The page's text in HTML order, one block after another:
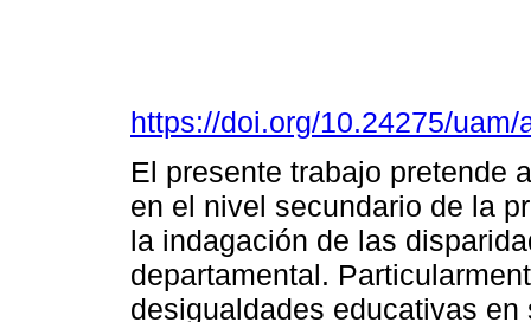
https://doi.org/10.24275/
El presente trabajo pretende
en el nivel secundario de la
la indagación de las
departamental.
desigualdades educativas